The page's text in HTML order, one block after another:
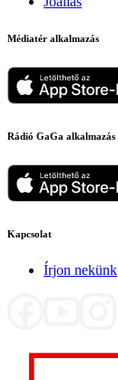
Médiatér alkalmazás
Rádió GaGa alkalmazás
Kapcsolat
Írjon nekünk